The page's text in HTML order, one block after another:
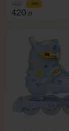
-16%
420 zł